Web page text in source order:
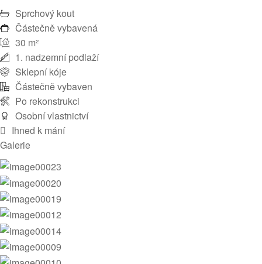
Sprchový kout
Částečně vybavená
30 m²
1. nadzemní podlaží
Sklepní kóje
Částečně vybaven
Po rekonstrukci
Osobní vlastnictví
Ihned k mání
Galerie